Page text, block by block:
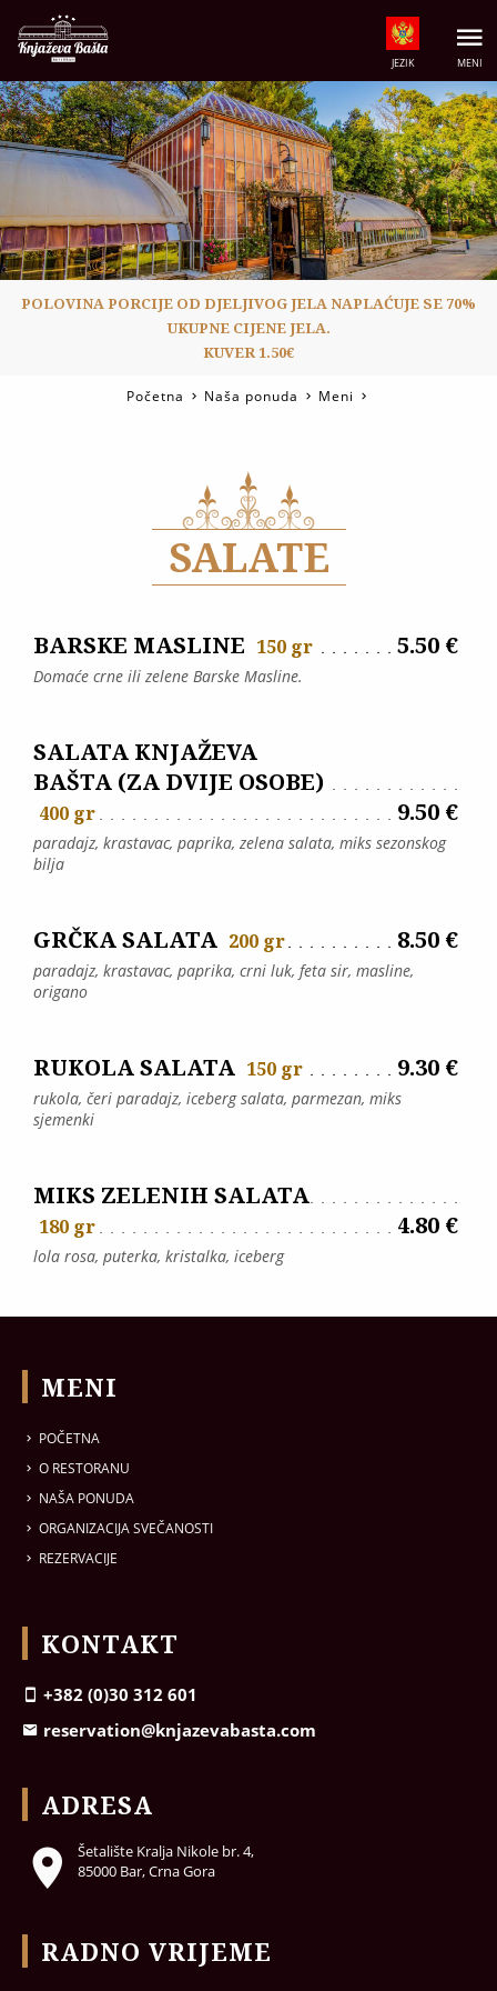
MENI
JEZIK
POLOVINA PORCIJE OD DJELJIVOG JELANAPLAĆUJE SE 70%
UKUPNE CIJENE JELA.
KUVER 1.50€
Početna Naša ponuda Meni
SALATE
BARSKE MASLINE 150 gr 5.50 €
Domaće crne ili zelene Barske Masline.
SALATA KNJAŽEVA
BAŠTA (ZA DVIJE OSOBE)
400 gr 9.50 €
paradajz, krastavac, paprika, zelena salata, miks sezonskog
bilja
GRČKA SALATA 200 gr 8.50 €
paradajz, krastavac, paprika, crni luk, feta sir, masline,
origano
RUKOLA SALATA 150 gr 9.30 €
rukola, čeri paradajz, iceberg salata, parmezan, miks
sjemenki
MIKS ZELENIH SALATA
180 gr 4.80 €
lola rosa, puterka, kristalka, iceberg
MENI
POČETNA
O RESTORANU
NAŠA PONUDA
ORGANIZACIJA SVEČANOSTI
REZERVACIJE
KONTAKT
+382 (0)30 312 601
reservation@knjazevabasta.com
ADRESA
Šetalište Kralja Nikole br. 4,
85000 Bar, Crna Gora
RADNO VRIJEME